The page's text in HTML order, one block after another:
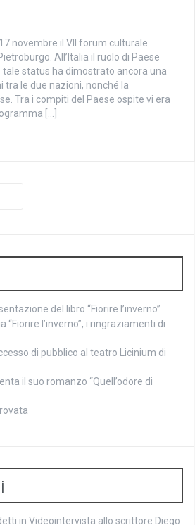
novembre il VII forum culturale
All’Italia il ruolo di Paese
tale status ha dimostrato ancora una
tra le due nazioni, nonché la
Tra i compiti del Paese ospite vi era
[…]
del libro “Fiorire l’inverno”
“Fiorire l’inverno”, i ringraziamenti di
di pubblico al teatro Licinium di
il suo romanzo “Quell’odore di
in Videointervista allo scrittore Diego